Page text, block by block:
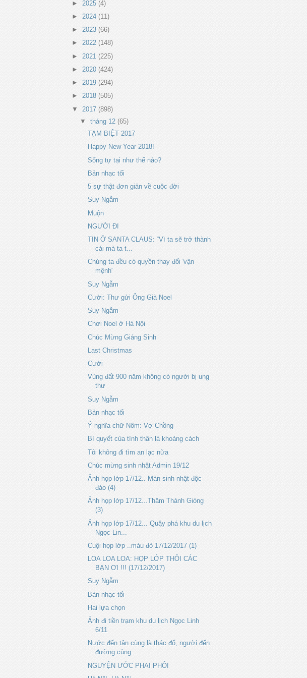
► 2025 (4)
► 2024 (11)
► 2023 (66)
► 2022 (148)
► 2021 (225)
► 2020 (424)
► 2019 (294)
► 2018 (505)
▼ 2017 (898)
▼ tháng 12 (65)
TẠM BIỆT 2017
Happy New Year 2018!
Sống tự tại như thế nào?
Bản nhạc tối
5 sự thật đơn giản về cuộc đời
Suy Ngẫm
Muộn
NGƯỜI ĐI
TIN Ở SANTA CLAUS: “Vì ta sẽ trở thành
cái mà ta t...
Chúng ta đều có quyền thay đổi 'vận
mệnh'
Suy Ngẫm
Cười: Thư gửi Ông Già Noel
Suy Ngẫm
Chơi Noel ở Hà Nội
Chúc Mừng Giáng Sinh
Last Christmas
Cười
Vùng đất 900 năm không có người bị ung
thư
Suy Ngẫm
Bản nhạc tối
Ý nghĩa chữ Nôm: Vợ Chồng
Bí quyết của tình thân là khoảng cách
Tôi không đi tìm an lạc nữa
Chúc mừng sinh nhật Admin 19/12
Ảnh họp lớp 17/12.. Màn sinh nhật độc
đáo (4)
Ảnh họp lớp 17/12...Thăm Thánh Gióng
(3)
Ảnh họp lớp 17/12... Quậy phá khu du lịch
Ngọc Lin...
Cuội họp lớp ..màu đỏ 17/12/2017 (1)
LOA LOA LOA: HỌP LỚP THÔI CÁC
BẠN ƠI !!! (17/12/2017)
Suy Ngẫm
Bản nhạc tối
Hai lựa chọn
Ảnh đi tiền trạm khu du lịch Ngọc Linh
6/11
Nước đến tận cùng là thác đổ, người đến
đường cùng...
NGUYỆN ƯỚC PHAI PHÔI